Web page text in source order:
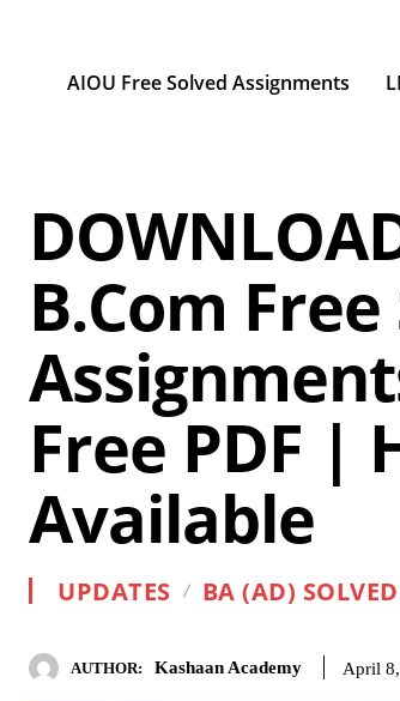
AIOU Free Solved Assignments
B.Com
Free PDF |
Available
UPDATES BA (AD)
AUTHOR: Kashaan Academy April